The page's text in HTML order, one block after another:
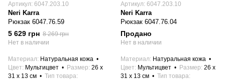
Артикул: 6047.203.10
Neri Karra
Рюкзак 6047.76.59
5 629 грн 8 269 грн
Нет в наличии
Материал
Натуральная кожа
Цвет
Мультицвет Размер 26 x
31 x 13 см
Тип товара
Артикул: 6047.203.10
Neri Karra
Рюкзак 6047.76.04
Продано
Нет в наличии
Материал
Натуральная кожа
Цвет
Мультицвет Размер 26 x
31 x 13 см
Тип товара